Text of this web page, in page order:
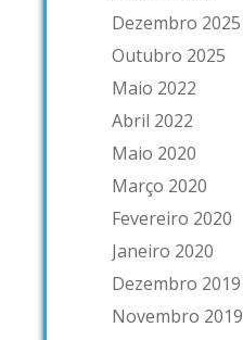
Dezembro 2025
Outubro 2025
Maio 2022
Abril 2022
Maio 2020
Março 2020
Fevereiro 2020
Janeiro 2020
Dezembro 2019
Novembro 2019